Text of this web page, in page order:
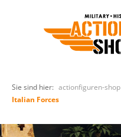
Sie sind hier: actionfiguren-shop
Italian Forces